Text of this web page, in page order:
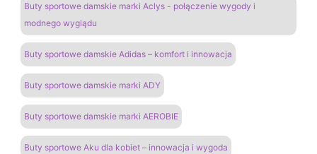
Buty sportowe damskie marki Aclys - połączenie wygody i
modnego wyglądu
Buty sportowe damskie Adidas – komfort i innowacja
Buty sportowe damskie marki ADY
Buty sportowe damskie marki AEROBIE
Buty sportowe Aku dla kobiet – innowacja i wygoda